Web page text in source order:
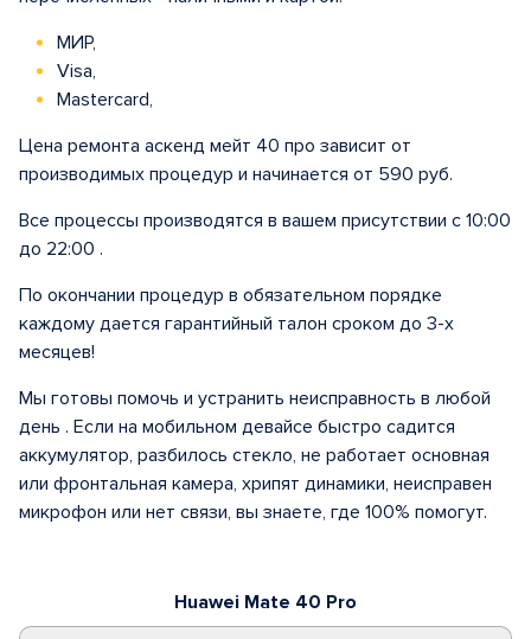
Huawei Mate 40 Pro
МИР,
Visa,
Mastercard,
Цена ремонта аскенд мейт 40 про зависит от
производимых процедур и начинается от 590 руб.
Все процессы производятся в вашем присутствии с 10:00
до 22:00 .
По окончании процедур в обязательном порядке
каждому дается гарантийный талон сроком до 3-х
месяцев!
Мы готовы помочь и устранить неисправность в любой
день . Если на мобильном девайсе быстро садится
аккумулятор, разбилось стекло, не работает основная
или фронтальная камера, хрипят динамики, неисправен
микрофон или нет связи, вы знаете, где 100% помогут.